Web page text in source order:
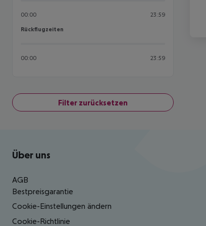
00:00 23:59
Rückflugzeiten
Rückflugzeiten
00:00 23:59
Filter zurücksetzen
Footer navigation
Über uns
AGB
Bestpreisgarantie
Cookie-Einstellungen ändern
Cookie-Richtlinie